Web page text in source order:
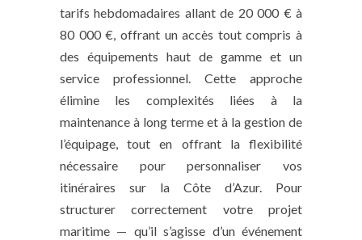
tarifs hebdomadaires allant de 20 000 € à
80 000 €, offrant un accès tout compris à
des équipements haut de gamme et un
service professionnel. Cette approche
élimine les complexités liées à la
maintenance à long terme et à la gestion de
l’équipage, tout en offrant la flexibilité
nécessaire pour personnaliser vos
itinéraires sur la Côte d’Azur. Pour
structurer correctement votre projet
maritime — qu’il s’agisse d’un événement